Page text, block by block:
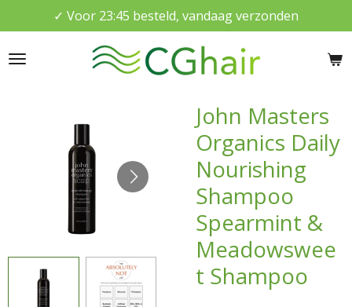
direct
naar
✓ Voor 23:45 besteld, vandaag verzonden
John Masters
Organics Daily
Nourishing
Shampoo
Spearmint &
Meadowswee
t Shampoo